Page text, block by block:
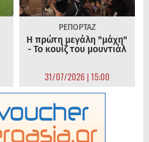
ΡΕΠΟΡΤΑΖ
Η πρώτη μεγάλη "μάχη"
- Το κουίζ του μουντιάλ
31/07/2026 | 15:00